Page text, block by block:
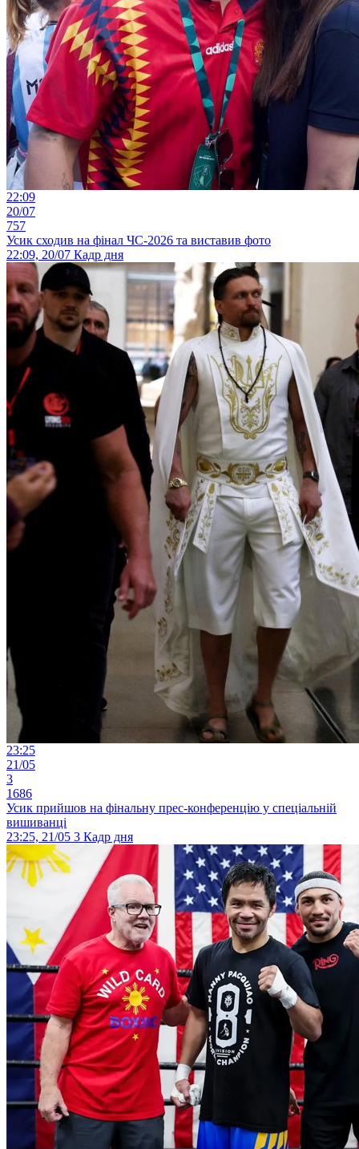
22:09
20/07
757
Усик сходив на фінал ЧС-2026 та виставив фото
22:09, 20/07 Кадр дня
23:25
21/05
3
1686
Усик прийшов на фінальну прес-конференцію у спеціальній
вишиванці
23:25, 21/05 3 Кадр дня